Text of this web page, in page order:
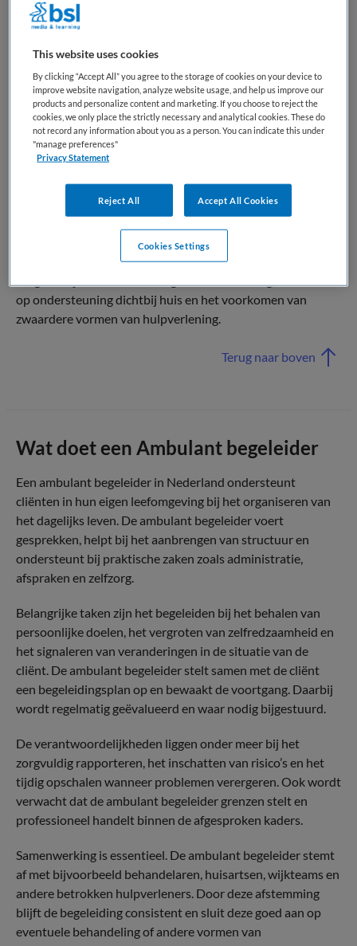
participatie en het stabiliseren van de leefsituatie. In
woonbegeleider, persoonlijk begeleider of trajectbegeleider,
afhankelijk van de doelgroep en context.
Binnen het zorglandschap neemt deze functie een
verbindende positie in tussen formele zorg,
maatschappelijke ondersteuning en het dagelijks leven van
welzijn en vormt een belangrijke schakel tussen
gespecialiseerde hulpverlening, gemeentelijke
voorzieningen en het sociale netwerk van de cliënt.
Daarmee draagt de ambulant begeleider bij aan het
op ondersteuning dichtbij huis en het voorkomen van
zwaardere vormen van hulpverlening.
Terug naar boven
Wat doet een Ambulant begeleider
Een ambulant begeleider in Nederland ondersteunt
cliënten in hun eigen leefomgeving bij het organiseren van
het dagelijks leven. De ambulant begeleider voert
gesprekken, helpt bij het aanbrengen van structuur en
ondersteunt bij praktische zaken zoals administratie,
afspraken en zelfzorg.
Belangrijke taken zijn het begeleiden bij het behalen van
persoonlijke doelen, het vergroten van zelfredzaamheid en
het signaleren van veranderingen in de situatie van de
cliënt. De ambulant begeleider stelt samen met de cliënt
een begeleidingsplan op en bewaakt de voortgang. Daarbij
wordt regelmatig geëvalueerd en waar nodig bijgestuurd.
De verantwoordelijkheden liggen onder meer bij het
zorgvuldig rapporteren, het inschatten van risico’s en het
tijdig opschalen wanneer problemen verergeren. Ook wordt
verwacht dat de ambulant begeleider grenzen stelt en
professioneel handelt binnen de afgesproken kaders.
Samenwerking is essentieel. De ambulant begeleider stemt
af met bijvoorbeeld behandelaren, huisartsen, wijkteams en
andere betrokken hulpverleners. Door deze afstemming
blijft de begeleiding consistent en sluit deze goed aan op
eventuele behandeling of andere vormen van
This website uses cookies
By clicking “Accept All” you agree to the storage of cookies on your device to
improve website navigation, analyze website usage, and help us improve our
products and personalize content and marketing. If you choose to reject the
cookies, we only place the strictly necessary and analytical cookies. These do
not record any information about you as a person. You can indicate this under
"manage preferences"
Privacy Statement
Reject All Accept All Cookies
Cookies Settings